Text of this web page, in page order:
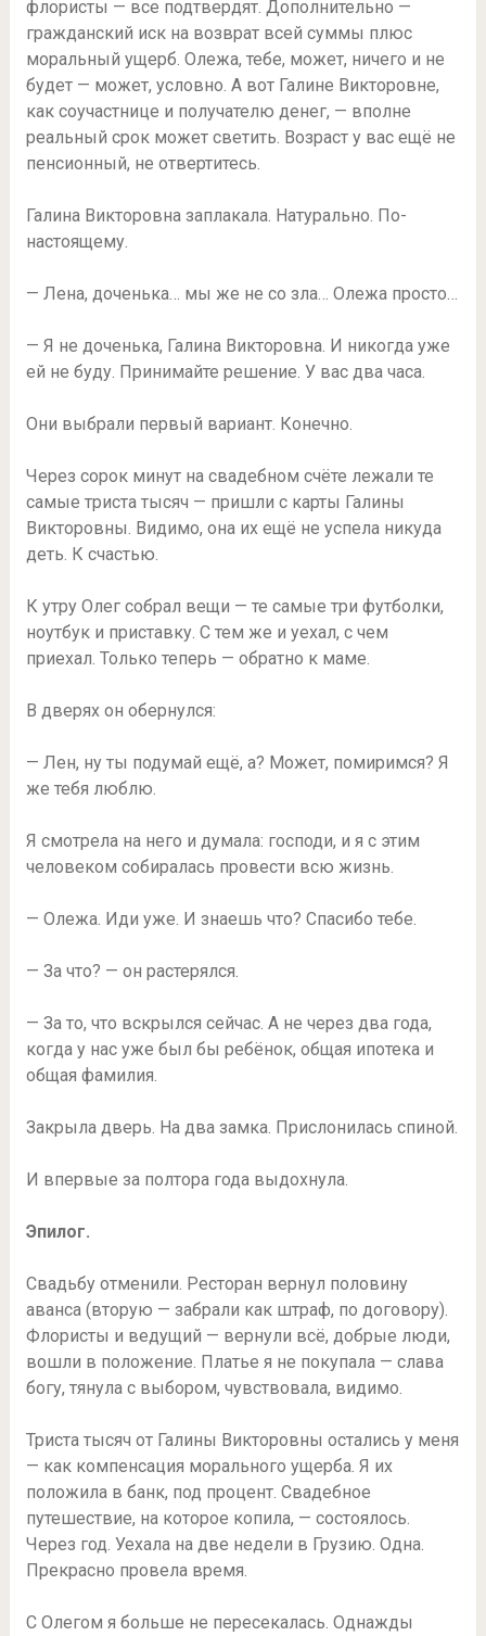
флористы — все подтвердят. Дополнительно —
гражданский иск на возврат всей суммы плюс
моральный ущерб. Олежа, тебе, может, ничего и не
будет — может, условно. А вот Галине Викторовне,
как соучастнице и получателю денег, — вполне
реальный срок может светить. Возраст у вас ещё не
пенсионный, не отвертитесь.
Галина Викторовна заплакала. Натурально. По-
настоящему.
— Лена, доченька… мы же не со зла… Олежа просто…
— Я не доченька, Галина Викторовна. И никогда уже
ей не буду. Принимайте решение. У вас два часа.
Они выбрали первый вариант. Конечно.
Через сорок минут на свадебном счёте лежали те
самые триста тысяч — пришли с карты Галины
Викторовны. Видимо, она их ещё не успела никуда
деть. К счастью.
К утру Олег собрал вещи — те самые три футболки,
ноутбук и приставку. С тем же и уехал, с чем
приехал. Только теперь — обратно к маме.
В дверях он обернулся:
— Лен, ну ты подумай ещё, а? Может, помиримся? Я
же тебя люблю.
Я смотрела на него и думала: господи, и я с этим
человеком собиралась провести всю жизнь.
— Олежа. Иди уже. И знаешь что? Спасибо тебе.
— За что? — он растерялся.
— За то, что вскрылся сейчас. А не через два года,
когда у нас уже был бы ребёнок, общая ипотека и
общая фамилия.
Закрыла дверь. На два замка. Прислонилась спиной.
И впервые за полтора года выдохнула.
Эпилог.
Свадьбу отменили. Ресторан вернул половину
аванса (вторую — забрали как штраф, по договору).
Флористы и ведущий — вернули всё, добрые люди,
вошли в положение. Платье я не покупала — слава
богу, тянула с выбором, чувствовала, видимо.
Триста тысяч от Галины Викторовны остались у меня
— как компенсация морального ущерба. Я их
положила в банк, под процент. Свадебное
путешествие, на которое копила, — состоялось.
Через год. Уехала на две недели в Грузию. Одна.
Прекрасно провела время.
С Олегом я больше не пересекалась. Однажды